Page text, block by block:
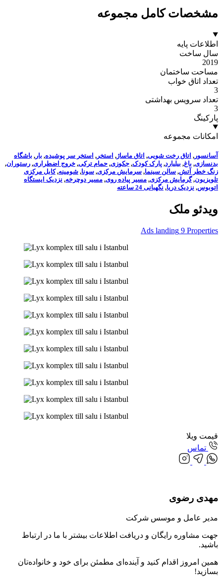
مشخصات کامل مجموعه
اطلاعات پایه
سال ساخت
2019
مساحت ساختمان
تعداد اتاق خواب
3
تعداد سرویس بهداشتی
3
پارکینگ
امکانات مجموعه
آسانسور , اتاق رخت شویی, اتاق ماساژ , استخر , استخر سر پوشیده, بار , باشگاه
بدنسازی, باغ, بیلیارد, پارک کودک, جکوزی, حمام ترکی, خروج اضطراری, رستوران,
زنگ خطر آتش, سالن سینما, سرمایش مرکزی, سونا, شومینه,کابل مرکزی
تلویزیون,گرمایش مرکزی, مسیر پیاده روی, مسیر دوچرخه, نزدیک ایستگاه
اتوبوس, نزدیک دریا, نگهبانی 24 ساعته
ویدئو ملک
Ads landing 9 Properties
قیمت ویلا
تماس
مهدی رضوی
مدیر عامل و موسس شرکت
جهت مشاوره رایگان و دریافت اطلاعات بیشتر با ما در ارتباط
باشید.
همین امروز اقدام کنید و آینده‌ای مطمئن برای خود و خانواده‌تان
بسازید!